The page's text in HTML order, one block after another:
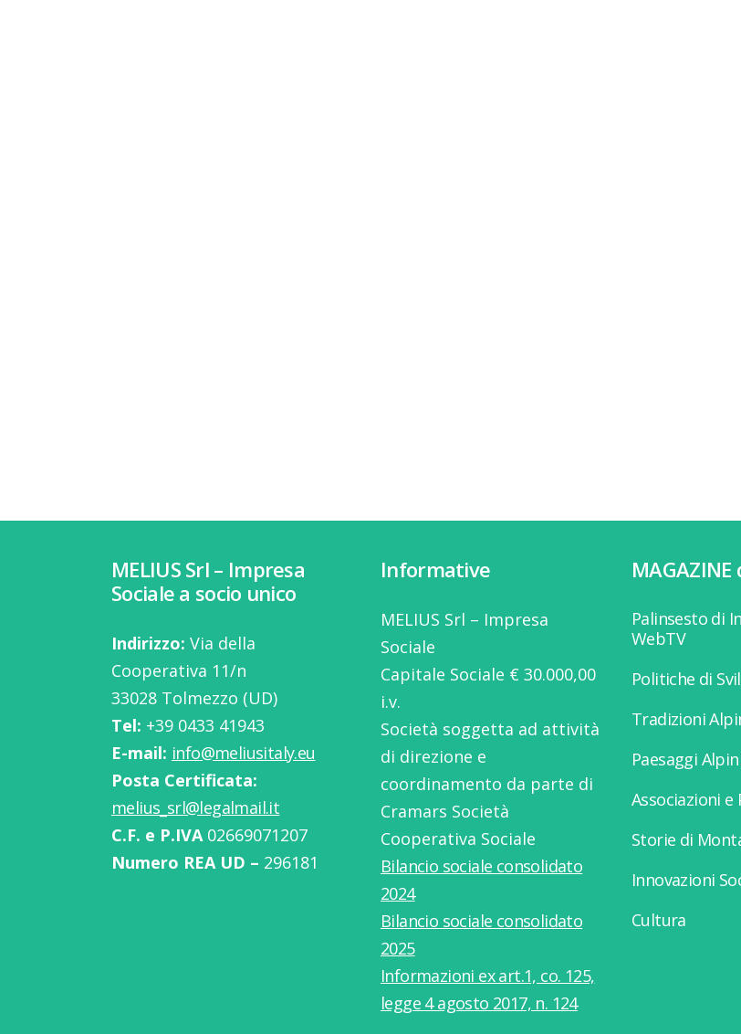
MELIUS Srl – Impresa
Sociale a socio unico
Indirizzo: Via della
Cooperativa 11/n
33028 Tolmezzo (UD)
Tel: ‭+39 0433 41943
E-mail: info@meliusitaly.eu
Posta Certificata:
melius_srl@legalmail.it
C.F. e P.IVA02669071207
Numero REA UD – 296181
Informative
MELIUS Srl – Impresa
Sociale
Capitale Sociale € 30.000,00
i.v.
Società soggetta ad attività
di direzione e
coordinamento da parte di
Cramars Società
Cooperativa Sociale
Bilancio sociale consolidato
2024
Bilancio sociale consolidato
2025
Informazioni ex art.1, co. 125,
legge 4 agosto 2017, n. 124
Palinsesto di
WebTV
Politiche di
Tradizioni
Paesaggi
Associazioni e
Storie di
Innovazioni
Cultura